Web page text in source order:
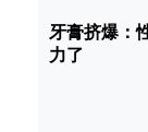
牙膏挤爆：
力了